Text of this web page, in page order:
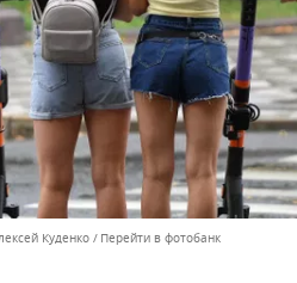
Куденко Перейти в фотобанк